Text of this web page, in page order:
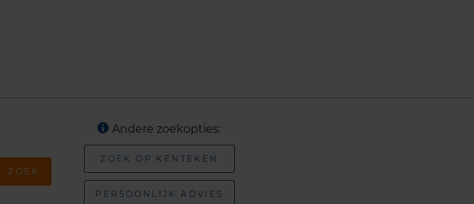
ZOEK
Andere zoekopties:
ZOEK OP KENTEKEN
PERSOONLIJK ADVIES